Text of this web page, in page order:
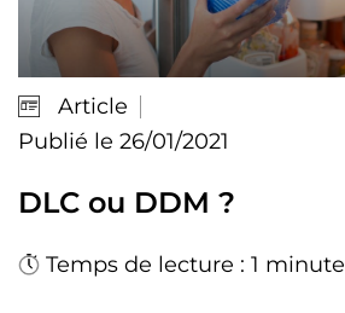
Article
Publié le 26/01/2021
DLC ou DDM ?
Temps de lecture : 1 minute